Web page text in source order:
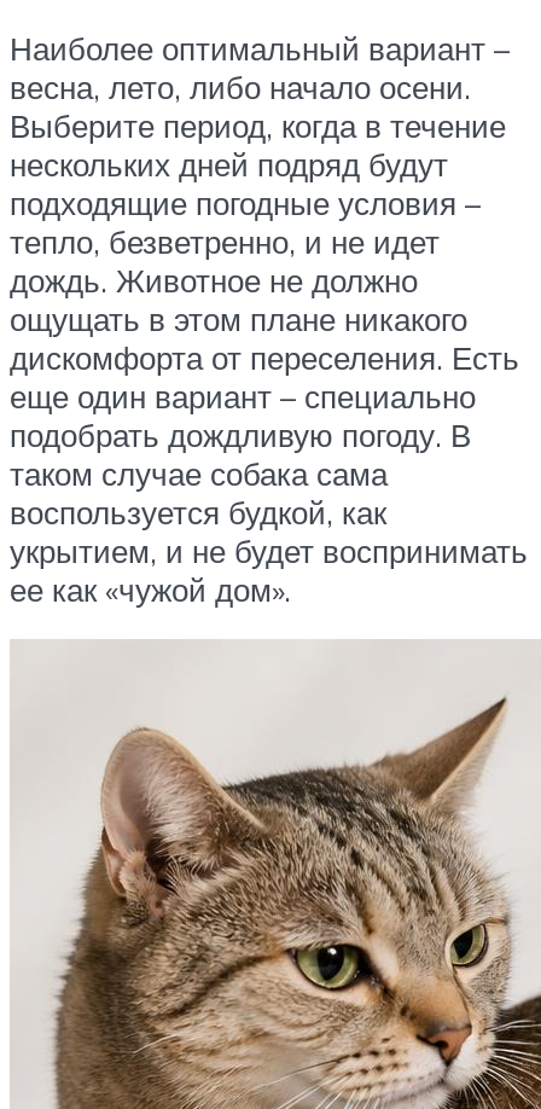
Наиболее оптимальный вариант –
весна, лето, либо начало осени.
Выберите период, когда в течение
нескольких дней подряд будут
подходящие погодные условия –
тепло, безветренно, и не идет
дождь. Животное не должно
ощущать в этом плане никакого
дискомфорта от переселения. Есть
еще один вариант – специально
подобрать дождливую погоду. В
таком случае собака сама
воспользуется будкой, как
укрытием, и не будет воспринимать
ее как «чужой дом».